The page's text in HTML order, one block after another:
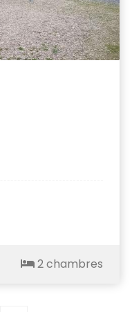
2 chambres